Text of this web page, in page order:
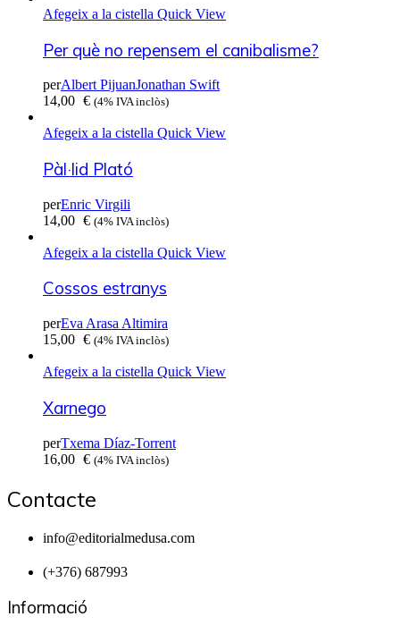
Afegeix a la cistella Quick View
Per què no repensem el canibalisme?
perAlbert PijuanJonathan Swift
14,00 € (4% IVA inclòs)
Afegeix a la cistella Quick View
Pàl·lid Plató
perEnric Virgili
14,00 € (4% IVA inclòs)
Afegeix a la cistella Quick View
Cossos estranys
perEva Arasa Altimira
15,00 € (4% IVA inclòs)
Afegeix a la cistella Quick View
Xarnego
perTxema Díaz-Torrent
16,00 € (4% IVA inclòs)
Contacte
info@editorialmedusa.com
(+376) 687993
Informació